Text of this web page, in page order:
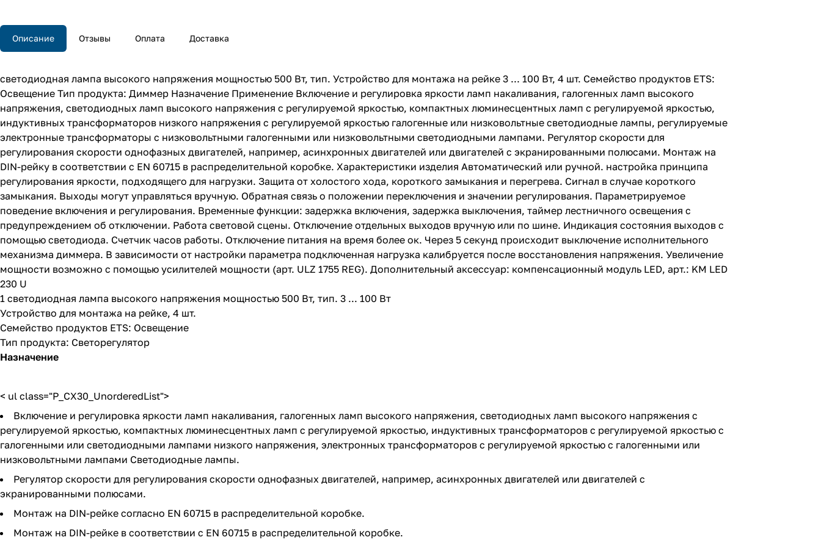
Описание Отзывы Оплата Доставка
светодиодная лампа высокого напряжения мощностью 500 Вт, тип. Устройство для монтажа на рейке 3 ... 100 Вт, 4 шт. Семейство продуктов ETS:
Освещение Тип продукта: Диммер Назначение Применение Включение и регулировка яркости ламп накаливания, галогенных ламп высокого
напряжения, светодиодных ламп высокого напряжения с регулируемой яркостью, компактных люминесцентных ламп с регулируемой яркостью,
индуктивных трансформаторов низкого напряжения с регулируемой яркостью галогенные или низковольтные светодиодные лампы, регулируемые
электронные трансформаторы с низковольтными галогенными или низковольтными светодиодными лампами. Регулятор скорости для
регулирования скорости однофазных двигателей, например, асинхронных двигателей или двигателей с экранированными полюсами. Монтаж на
DIN-рейку в соответствии с EN 60715 в распределительной коробке. Характеристики изделия Автоматический или ручной. настройка принципа
регулирования яркости, подходящего для нагрузки. Защита от холостого хода, короткого замыкания и перегрева. Сигнал в случае короткого
замыкания. Выходы могут управляться вручную. Обратная связь о положении переключения и значении регулирования. Параметрируемое
поведение включения и регулирования. Временные функции: задержка включения, задержка выключения, таймер лестничного освещения с
предупреждением об отключении. Работа световой сцены. Отключение отдельных выходов вручную или по шине. Индикация состояния выходов с
помощью светодиода. Счетчик часов работы. Отключение питания на время более ок. Через 5 секунд происходит выключение исполнительного
механизма диммера. В зависимости от настройки параметра подключенная нагрузка калибруется после восстановления напряжения. Увеличение
мощности возможно с помощью усилителей мощности (арт. ULZ 1755 REG). Дополнительный аксессуар: компенсационный модуль LED, арт.: KM LED
230 U
1 светодиодная лампа высокого напряжения мощностью 500 Вт, тип. 3 ... 100 Вт
Устройство для монтажа на рейке, 4 шт.
Семейство продуктов ETS: Освещение
Тип продукта: Светорегулятор
Назначение
< ul class="P_CX30_UnorderedList">
Включение и регулировка яркости ламп накаливания, галогенных ламп высокого напряжения, светодиодных ламп высокого напряжения с
регулируемой яркостью, компактных люминесцентных ламп с регулируемой яркостью, индуктивных трансформаторов с регулируемой яркостью с
галогенными или светодиодными лампами низкого напряжения, электронных трансформаторов с регулируемой яркостью с галогенными или
низковольтными лампами Светодиодные лампы.
Регулятор скорости для регулирования скорости однофазных двигателей, например, асинхронных двигателей или двигателей с
экранированными полюсами.
Монтаж на DIN-рейке согласно EN 60715 в распределительной коробке.
Монтаж на DIN-рейке в соответствии с EN 60715 в распределительной коробке.